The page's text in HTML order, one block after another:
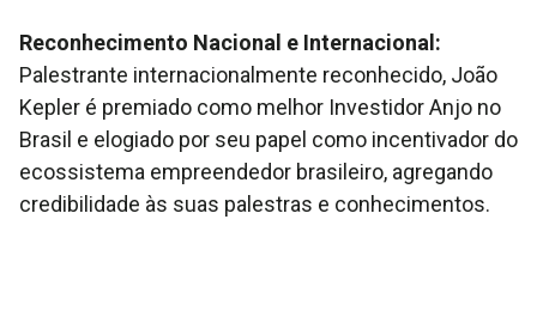
Reconhecimento Nacional e Internacional:
Palestrante internacionalmente reconhecido, João
Kepler é premiado como melhor Investidor Anjo no
Brasil e elogiado por seu papel como incentivador do
ecossistema empreendedor brasileiro, agregando
credibilidade às suas palestras e conhecimentos.